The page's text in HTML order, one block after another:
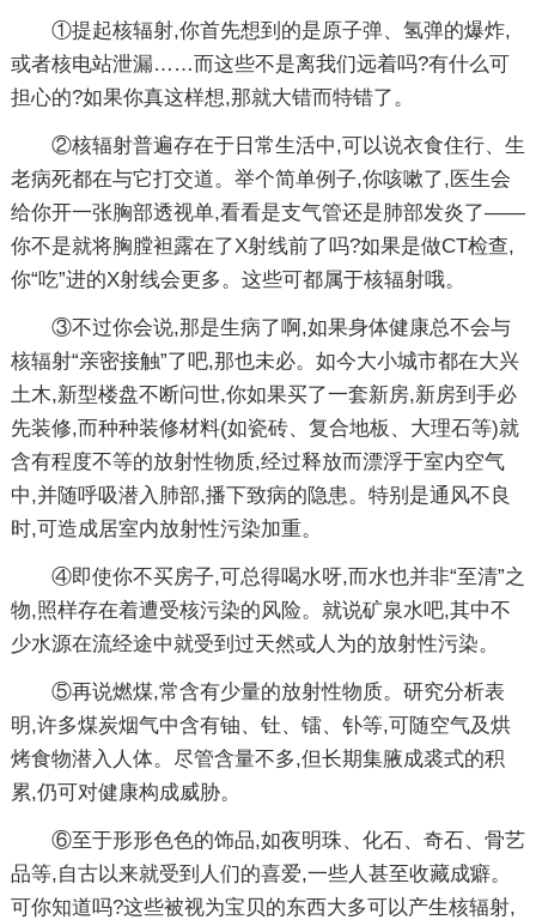
①提起核辐射,你首先想到的是原子弹、氢弹的爆炸,
或者核电站泄漏……而这些不是离我们远着吗?有什么可
担心的?如果你真这样想,那就大错而特错了。
②核辐射普遍存在于日常生活中,可以说衣食住行、生
老病死都在与它打交道。举个简单例子,你咳嗽了,医生会
给你开一张胸部透视单,看看是支气管还是肺部发炎了——
你不是就将胸膛袒露在了X射线前了吗?如果是做CT检查,
你“吃”进的X射线会更多。这些可都属于核辐射哦。
③不过你会说,那是生病了啊,如果身体健康总不会与
核辐射“亲密接触”了吧,那也未必。如今大小城市都在大兴
土木,新型楼盘不断问世,你如果买了一套新房,新房到手必
先装修,而种种装修材料(如瓷砖、复合地板、大理石等)就
含有程度不等的放射性物质,经过释放而漂浮于室内空气
中,并随呼吸潜入肺部,播下致病的隐患。特别是通风不良
时,可造成居室内放射性污染加重。
④即使你不买房子,可总得喝水呀,而水也并非“至清”之
物,照样存在着遭受核污染的风险。就说矿泉水吧,其中不
少水源在流经途中就受到过天然或人为的放射性污染。
⑤再说燃煤,常含有少量的放射性物质。研究分析表
明,许多煤炭烟气中含有铀、钍、镭、钋等,可随空气及烘
烤食物潜入人体。尽管含量不多,但长期集腋成裘式的积
累,仍可对健康构成威胁。
⑥至于形形色色的饰品,如夜明珠、化石、奇石、骨艺
品等,自古以来就受到人们的喜爱,一些人甚至收藏成癖。
可你知道吗?这些被视为宝贝的东西大多可以产生核辐射,